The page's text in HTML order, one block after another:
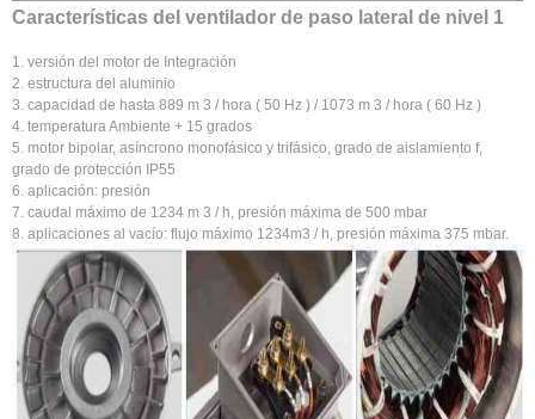
Características del ventilador de paso lateral de nivel 1
1. versión del motor de Integración
2. estructura del aluminio
3. capacidad de hasta 889 m 3 / hora ( 50 Hz ) / 1073 m 3 / hora ( 60 Hz )
4. temperatura Ambiente + 15 grados
5. motor bipolar, asíncrono monofásico y trifásico, grado de aislamiento f,
grado de protección IP55
6. aplicación: presión
7. caudal máximo de 1234 m 3 / h, presión máxima de 500 mbar
8. aplicaciones al vacío: flujo máximo 1234m3 / h, presión máxima 375 mbar.